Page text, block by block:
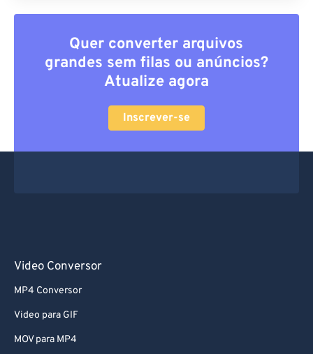
Quer converter arquivos
grandes sem filas ou anúncios?
Atualize agora
Inscrever-se
Video Conversor
MP4 Conversor
Video para GIF
MOV para MP4